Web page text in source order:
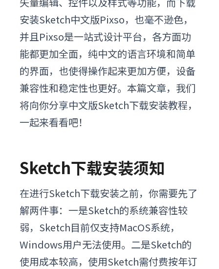
安装Sketch中文版Pixso， 也毫不逊色，
并且Pixso是一站式设计平台，各方面功
能都更加全面，纯中文的语言环境和简单
的界面，也使得操作起来更加方便，设备
兼容性和稳定性也更好。 本篇文章，我们
将向你分享中文版Sketch下载安装教程，
一起来看看吧！
Sketch下载安装须知
在进行Sketch下载安装之前，你需要先了
解两件事：一是Sketch的系统兼容性较
弱，Sketch目前仅支持MacOS系统，
Windows用户无法使用。二是Sketch的
使用成本较高，使用Sketch需付费按年订